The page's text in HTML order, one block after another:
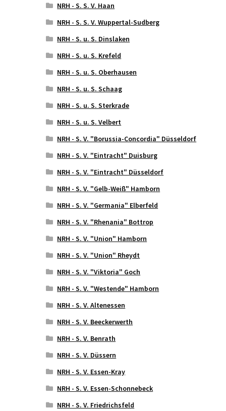
NRH - S. S. V. Haan
NRH - S. S. V. Wuppertal-Sudberg
NRH - S. u. S. Dinslaken
NRH - S. u. S. Krefeld
NRH - S. u. S. Oberhausen
NRH - S. u. S. Schaag
NRH - S. u. S. Sterkrade
NRH - S. u. S. Velbert
NRH - S. V. "Borussia-Concordia" Düsseldorf
NRH - S. V. "Eintracht" Duisburg
NRH - S. V. "Eintracht" Düsseldorf
NRH - S. V. "Gelb-Weiß" Hamborn
NRH - S. V. "Germania" Elberfeld
NRH - S. V. "Rhenania" Bottrop
NRH - S. V. "Union" Hamborn
NRH - S. V. "Union" Rheydt
NRH - S. V. "Viktoria" Goch
NRH - S. V. "Westende" Hamborn
NRH - S. V. Altenessen
NRH - S. V. Beeckerwerth
NRH - S. V. Benrath
NRH - S. V. Düssern
NRH - S. V. Essen-Kray
NRH - S. V. Essen-Schonnebeck
NRH - S. V. Friedrichsfeld